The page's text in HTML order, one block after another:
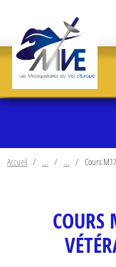
Accueil Cours